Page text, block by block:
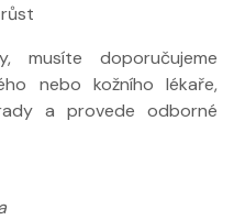
musíte doporučujeme
nebo kožního lékaře,
a provede odborné